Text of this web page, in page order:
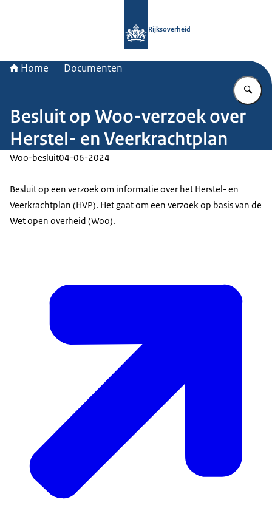
Rijksoverheid
Home Documenten
Besluit op Woo-verzoek over
Herstel- en Veerkrachtplan
Woo-besluit04-06-2024
Besluit op een verzoek om informatie over het Herstel- en
Veerkrachtplan (HVP). Het gaat om een verzoek op basis van de
Wet open overheid (Woo).